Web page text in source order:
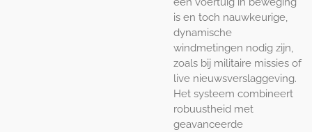
is en toch nauwkeurige,
dynamische
windmetingen nodig zijn,
zoals bij militaire missies of
live nieuwsverslaggeving.
Het systeem combineert
robuustheid met
geavanceerde